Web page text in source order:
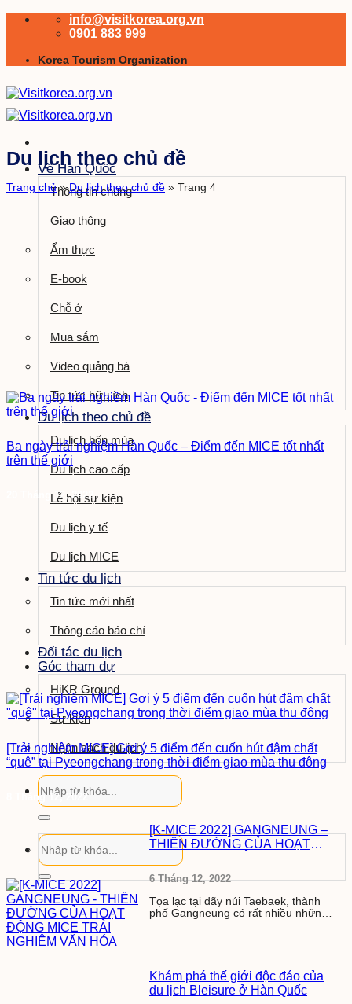
dung
info@visitkorea.org.vn
0901 883 999
Korea Tourism Organization
Về Hàn Quốc
Thông tin chung
Giao thông
Ẩm thực
E-book
Chỗ ở
Mua sắm
Video quảng bá
Tin tức hữu ích
Du lịch theo chủ đề
Du lịch bốn mùa
Du lịch cao cấp
Lễ hội sự kiện
Du lịch y tế
Du lịch MICE
Tin tức du lịch
Tin tức mới nhất
Thông cáo báo chí
Đối tác du lịch
Góc tham dự
HiKR Ground
Sự kiện
Nhận sách du lịch
Du lịch theo chủ đề
Trang chủ»Du lịch theo chủ đề » Trang 4
Ba ngày trải nghiệm Hàn Quốc – Điểm đến MICE tốt nhất
trên thế giới
20 Tháng 12, 2022
[Trải nghiệm MICE] Gợi ý 5 điểm đến cuốn hút đậm chất
“quê” tại Pyeongchang trong thời điểm giao mùa thu đông
8 Tháng 12, 2022
[K-MICE 2022] GANGNEUNG –
THIÊN ĐƯỜNG CỦA HOẠT
ĐỘNG MICE TRẢI NGHIỆM VĂN
HÓA
6 Tháng 12, 2022
Tọa lạc tại dãy núi Taebaek, thành
phố Gangneung có rất nhiều những
Khám phá thế giới độc đáo của
du lịch Bleisure ở Hàn Quốc